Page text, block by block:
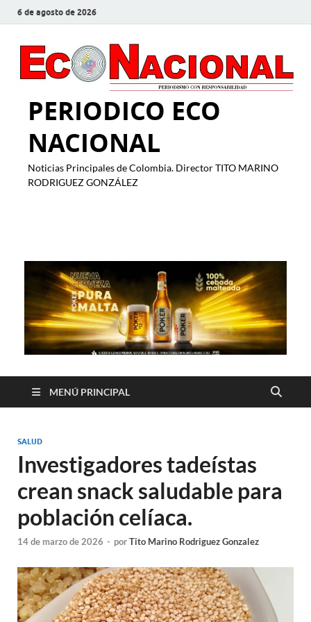
6 de agosto de 2026
PERIODICO ECO
NACIONAL
Noticias Principales de Colombia. Director TITO MARINO
RODRIGUEZ GONZÁLEZ
MENÚ PRINCIPAL
SALUD
Investigadores tadeístas
crean snack saludable para
población celíaca.
14 de marzo de 2026 - porTito Marino Rodriguez Gonzalez